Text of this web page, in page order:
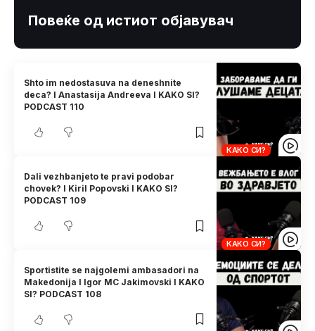
Повеќе од истиот објавувач
КАКО СИ?
Shto im nedostasuva na deneshnite
deca? I Anastasija Andreeva I KAKO SI?
PODCAST 110
КАКО СИ?
Dali vezhbanjeto te pravi podobar
chovek? I Kiril Popovski I KAKO SI?
PODCAST 109
Sportistite se najgolemi ambasadori na
Makedonija I Igor MC Jakimovski I KAKO
SI? PODCAST 108